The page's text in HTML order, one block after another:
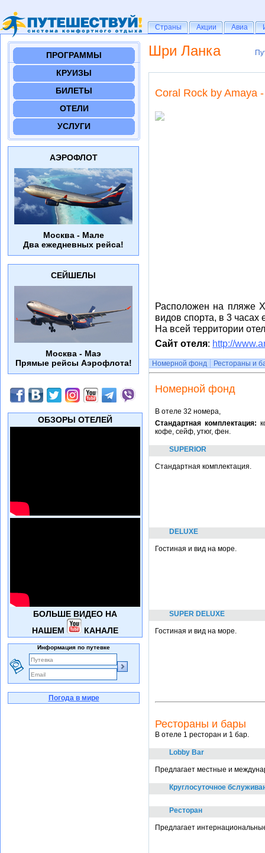
Шри Ланка
Coral Rock by Amaya
Расположен на пляже
видов спорта, в 3
На всей территории
Сайт отеля: http://
Номерной фонд Рестораны и
Номерной фонд
В отеле 32 номера,
Стандартная комплектация:
кофе, сейф, утюг, фен.
SUPERIOR
Стандартная комплектация.
DELUXE
Гостиная и вид на море.
SUPER DELUXE
Гостиная и вид на море.
Рестораны и бары
В отеле 1 ресторан и 1 бар.
Lobby Bar
Предлагает местные и
Круглосуточное
Ресторан
Предлагает
ПРОГРАММЫ
КРУИЗЫ
БИЛЕТЫ
ОТЕЛИ
УСЛУГИ
АЭРОФЛОТ
Москва - Мале
Два ежедневных рейса!
СЕЙШЕЛЫ
Москва - Маэ
Прямые рейсы Аэрофлота!
ОБЗОРЫ ОТЕЛЕЙ
БОЛЬШЕ ВИДЕО НА
НАШЕМ
КАНАЛЕ
Информация по путевке
Погода в мире
Страны
Страны Акции
Акции Авиа
Авиа